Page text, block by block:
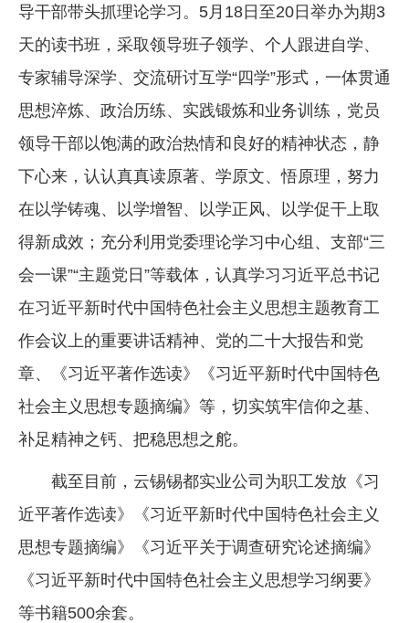
导干部带头抓理论学习。5月18日至20日举办为期3
天的读书班，采取领导班子领学、个人跟进自学、
专家辅导深学、交流研讨互学“四学”形式，一体贯通
思想淬炼、政治历练、实践锻炼和业务训练，党员
领导干部以饱满的政治热情和良好的精神状态，静
下心来，认认真真读原著、学原文、悟原理，努力
在以学铸魂、以学增智、以学正风、以学促干上取
得新成效；充分利用党委理论学习中心组、支部“三
会一课”“主题党日”等载体，认真学习习近平总书记
在习近平新时代中国特色社会主义思想主题教育工
作会议上的重要讲话精神、党的二十大报告和党
章、《习近平著作选读》《习近平新时代中国特色
社会主义思想专题摘编》等，切实筑牢信仰之基、
补足精神之钙、把稳思想之舵。
截至目前，云锡锡都实业公司为职工发放《习
近平著作选读》《习近平新时代中国特色社会主义
思想专题摘编》《习近平关于调查研究论述摘编》
《习近平新时代中国特色社会主义思想学习纲要》
等书籍500余套。